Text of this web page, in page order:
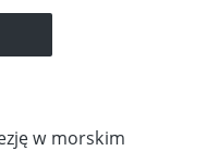
w morskim